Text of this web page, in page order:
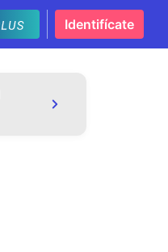
Identifícate